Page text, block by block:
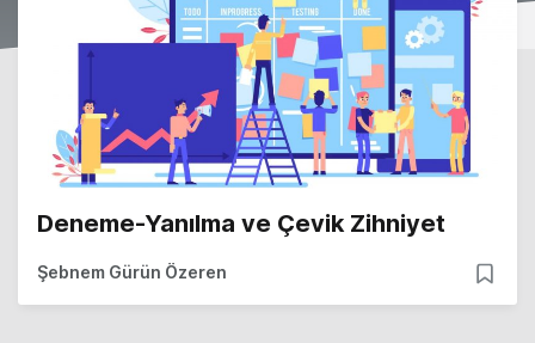
Deneme-Yanılma ve Çevik Zihniyet
Şebnem Gürün Özeren